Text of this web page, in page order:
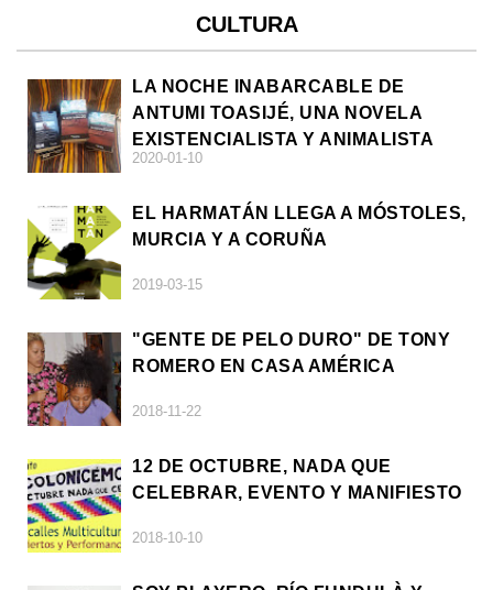
CULTURA
LA NOCHE INABARCABLE DE
ANTUMI TOASIJÉ, UNA NOVELA
EXISTENCIALISTA Y ANIMALISTA
2020-01-10
EL HARMATÁN LLEGA A MÓSTOLES,
MURCIA Y A CORUÑA
2019-03-15
"GENTE DE PELO DURO" DE TONY
ROMERO EN CASA AMÉRICA
2018-11-22
12 DE OCTUBRE, NADA QUE
CELEBRAR, EVENTO Y MANIFIESTO
2018-10-10